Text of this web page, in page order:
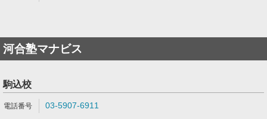
河合塾マナビス
駒込校
03-5907-6911